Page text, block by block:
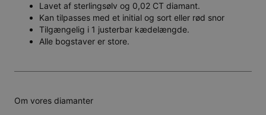
Lavet af sterlingsølv og 0,02 CT diamant.
Kan tilpasses med et initial og sort eller rød snor
Tilgængelig i 1 justerbar kædelængde.
Alle bogstaver er store.
Om vores diamanter